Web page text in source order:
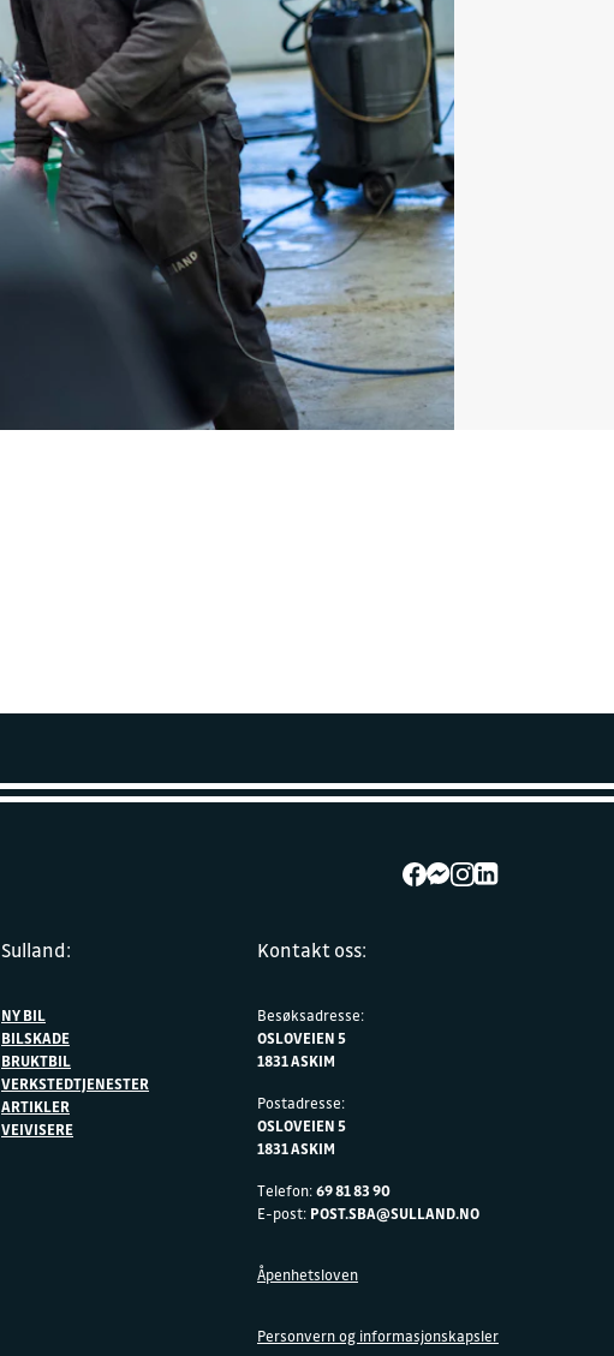
Sulland:
NY BIL
BILSKADE
BRUKTBIL
VERKSTEDTJENESTER
ARTIKLER
VEIVISERE
Kontakt oss:
Besøksadresse:
OSLOVEIEN 5
1831 ASKIM
Postadresse:
OSLOVEIEN 5
1831 ASKIM
Telefon:69 81 83 90
E-post: POST.SBA@SULLAND.NO
Åpenhetsloven
Personvern og informasjonskapsler